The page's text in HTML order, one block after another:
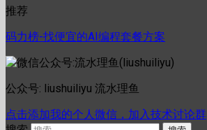
推荐
码力榜-找便宜的AI编程套餐方案
公众号: liushuiliyu 流水理鱼
点击添加我的个人微信，加入技术讨论群